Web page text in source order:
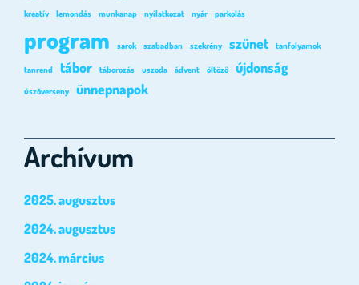
kreatív lemondás munkanap nyilatkozat nyár parkolás
program sarok szabadban szekrény szünet tanfolyamok
tanrend tábor táborozás uszoda ádvent öltöző újdonság
úszóverseny ünnepnapok
Archívum
2025. augusztus
2024. augusztus
2024. március